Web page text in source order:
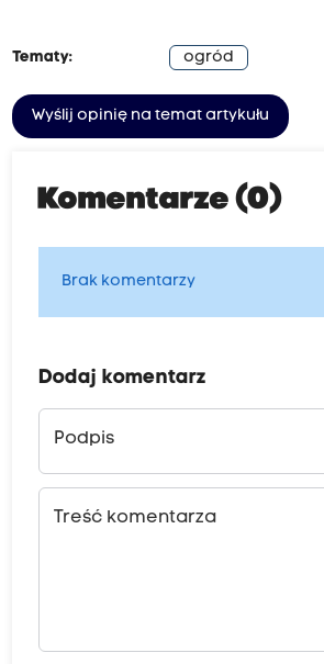
Tematy: ogród
Wyślij opinię na temat artykułu
Komentarze (0)
Brak komentarzy
Dodaj komentarz
Podpis
Treść komentarza